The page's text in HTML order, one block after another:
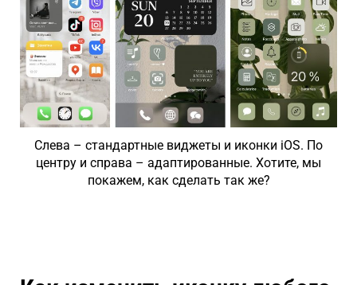
Слева – стандартные виджеты и иконки iOS. По
центру и справа – адаптированные. Хотите, мы
покажем, как сделать так же?